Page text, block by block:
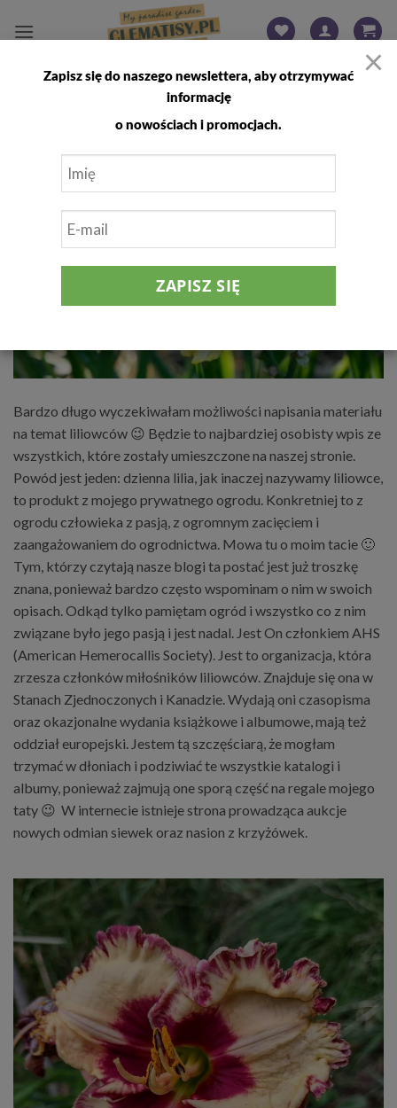
PORADY I CIEKAWOSTKI
Liliowce – Piękności ‘Jednego dnia’
Bardzo długo wyczekiwałam możliwości napisania materiału
na temat liliowców 😉 Będzie to najbardziej osobisty wpis ze
wszystkich, które zostały umieszczone na naszej stronie.
Powód jest jeden: dzienna lilia, jak inaczej nazywamy liliowce,
to produkt z mojego prywatnego ogrodu. Konkretniej to z
ogrodu człowieka z pasją, z ogromnym zacięciem i
zaangażowaniem do ogrodnictwa. Mowa tu o moim tacie 🙂
Tym, którzy czytają nasze blogi ta postać jest już troszkę
znana, ponieważ bardzo często wspominam o nim w swoich
opisach. Odkąd tylko pamiętam ogród i wszystko co z nim
związane było jego pasją i jest nadal. Jest On członkiem AHS
(American Hemerocallis Society). Jest to organizacja, która
zrzesza członków miłośników liliowców. Znajduje się ona w
Stanach Zjednoczonych i Kanadzie. Wydają oni czasopisma
oraz okazjonalne wydania książkowe i albumowe, mają też
oddział europejski. Jestem tą szczęściarą, że mogłam
trzymać w dłoniach i podziwiać te wszystkie katalogi i
albumy, ponieważ zajmują one sporą część na regale mojego
taty 😉 W internecie istnieje strona prowadząca aukcje
nowych odmian siewek oraz nasion z krzyżówek.
×
Zapisz się do naszego newslettera, aby otrzymywać
informację
o nowościach i promocjach.